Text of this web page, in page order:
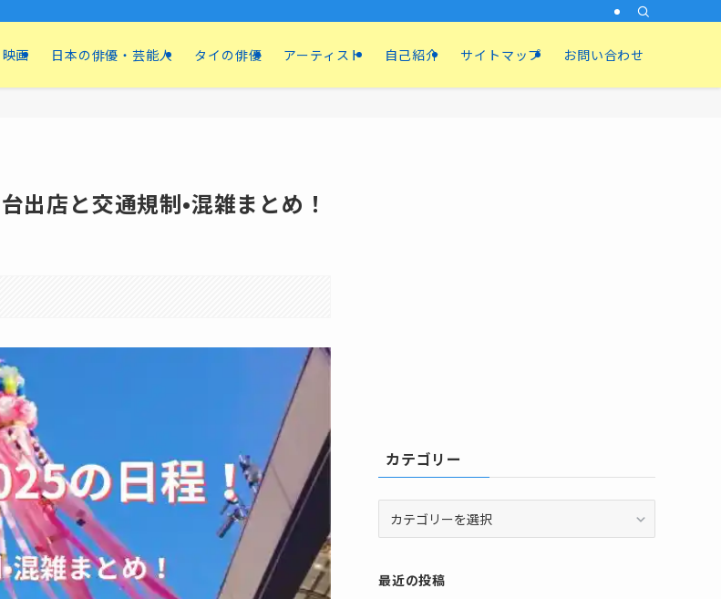
映画 日本の俳優・芸能人 タイの俳優 アーティスト 自己紹介 サイトマップ お問い合わせ
出店と交通規制•混雑まとめ！
カテゴリー
ー
最近の投稿